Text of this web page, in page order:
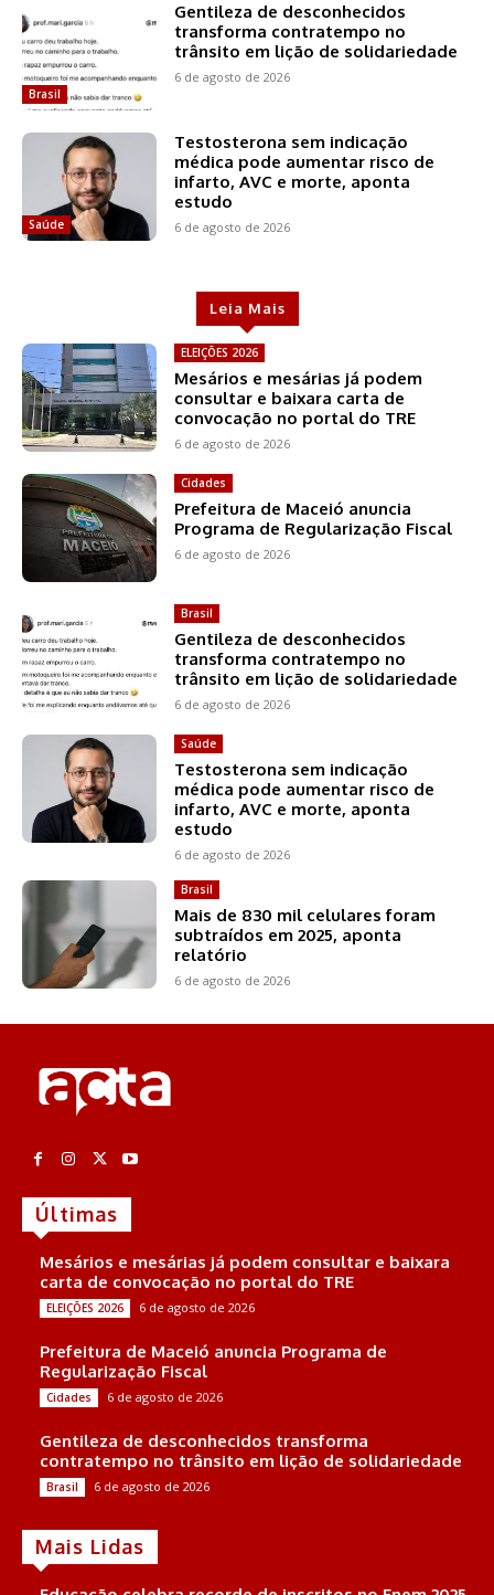
Brasil
Gentileza de desconhecidos
transforma contratempo no
trânsito em lição de solidariedade
6 de agosto de 2026
Saúde
Testosterona sem indicação
médica pode aumentar risco de
infarto, AVC e morte, aponta
estudo
6 de agosto de 2026
Leia Mais
ELEIÇÕES 2026
Mesários e mesárias já podem
consultar e baixara carta de
convocação no portal do TRE
6 de agosto de 2026
Cidades
Prefeitura de Maceió anuncia
Programa de Regularização Fiscal
6 de agosto de 2026
Brasil
Gentileza de desconhecidos
transforma contratempo no
trânsito em lição de solidariedade
6 de agosto de 2026
Saúde
Testosterona sem indicação
médica pode aumentar risco de
infarto, AVC e morte, aponta
estudo
6 de agosto de 2026
Brasil
Mais de 830 mil celulares foram
subtraídos em 2025, aponta
relatório
6 de agosto de 2026
Últimas
Mesários e mesárias já podem consultar e baixara
carta de convocação no portal do TRE
ELEIÇÕES 2026 6 de agosto de 2026
Prefeitura de Maceió anuncia Programa de
Regularização Fiscal
Cidades 6 de agosto de 2026
Gentileza de desconhecidos transforma
contratempo no trânsito em lição de solidariedade
Brasil 6 de agosto de 2026
Mais Lidas